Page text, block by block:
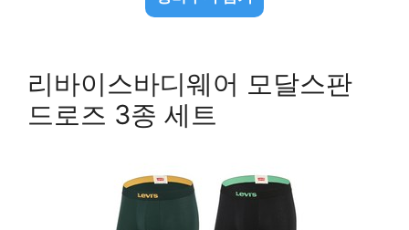
리바이스바디웨어 모달스판
드로즈 3종 세트